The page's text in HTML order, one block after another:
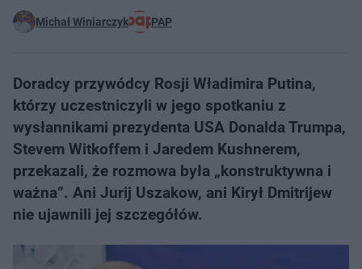
Michał Winiarczyk PAP
Doradcy przywódcy Rosji Władimira Putina,
którzy uczestniczyli w jego spotkaniu z
wysłannikami prezydenta USA Donalda Trumpa,
Stevem Witkoffem i Jaredem Kushnerem,
przekazali, że rozmowa była „konstruktywna i
ważna”. Ani Jurij Uszakow, ani Kirył Dmitrijew
nie ujawnili jej szczegółów.